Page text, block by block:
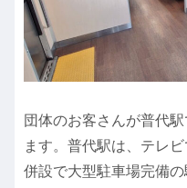
団体のお客さんが普代
ます。普代駅は、テレ
併設で大型駐車場完備